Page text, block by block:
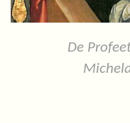
De